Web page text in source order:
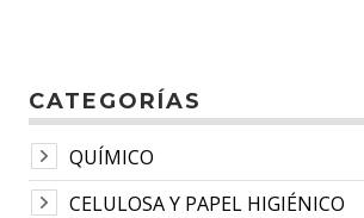
CATEGORÍAS
QUÍMICO
CELULOSA Y PAPEL HIGIÉNICO